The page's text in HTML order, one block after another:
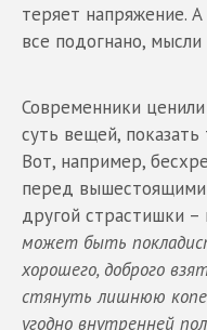
теряет напряжение.
все подогнано,
Современники
суть вещей,
Вот, например,
перед вышестоящими
другой страстишки –
может быть
хорошего, доброго
стянуть лишнюю
угодно внутренней